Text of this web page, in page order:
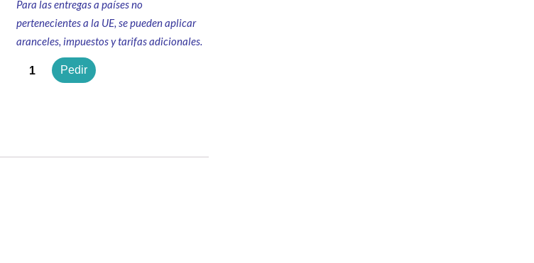
Para las entregas a países no
pertenecientes a la UE, se pueden aplicar
aranceles, impuestos y tarifas adicionales.
Cantidad Pedir